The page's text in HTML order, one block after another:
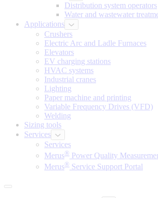
Distribution system operators
Water and wastewater
Applications
Crushers
Electric Arc and Ladle Furnaces
Elevators
EV charging stations
HVAC systems
Industrial cranes
Lighting
Paper machine and printing
Variable Frequency Drives (VFD)
Welding
Sizing tools
Services
Services
Merus® Power Quality
Merus® Service Support Portal